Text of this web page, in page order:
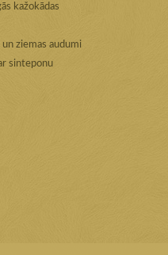
kažokādas
un ziemas audumi
sinteponu